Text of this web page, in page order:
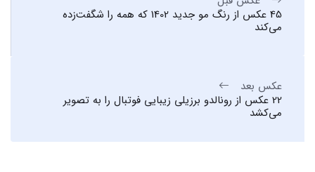
45 عکس از رنگ مو جدید 1402 که همه را شگفت‌زده
می‌کند
عکس بعد
22 عکس از رونالدو برزیلی زیبایی فوتبال را به تصویر
می‌کشد